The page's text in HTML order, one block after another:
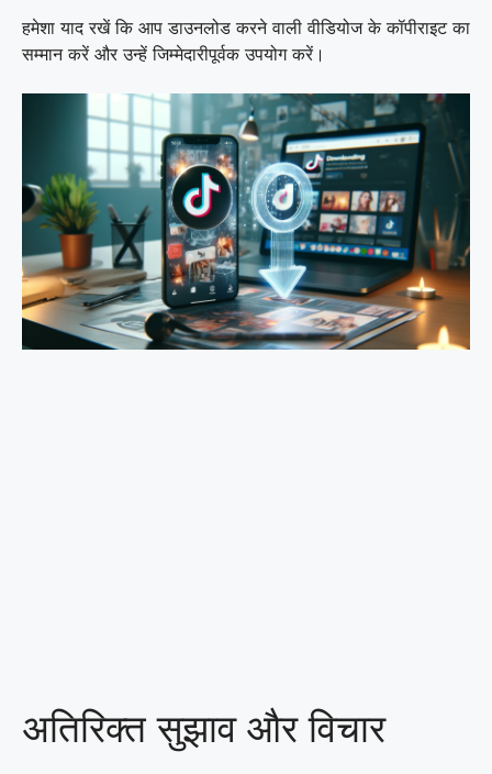
हमेशा याद रखें कि आप डाउनलोड करने वाली वीडियोज के कॉपीराइट का
सम्मान करें और उन्हें जिम्मेदारीपूर्वक उपयोग करें।
अतिरिक्त सुझाव और विचार